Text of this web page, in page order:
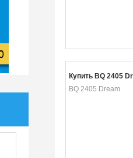
Купить BQ 2405
BQ 2405 Dream